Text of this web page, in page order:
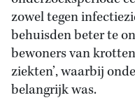
zowel tegen
behuisden beter te
bewoners van
ziekten’, waarbij
belangrijk was.